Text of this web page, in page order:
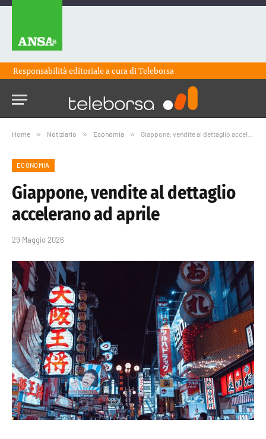
Responsabilità editoriale a cura diTeleborsa
Home » Notiziario » Economia » Giappone, vendite al dettaglio accelerano ad aprile
ECONOMIA
Giappone, vendite al dettaglio
accelerano ad aprile
29 Maggio 2026